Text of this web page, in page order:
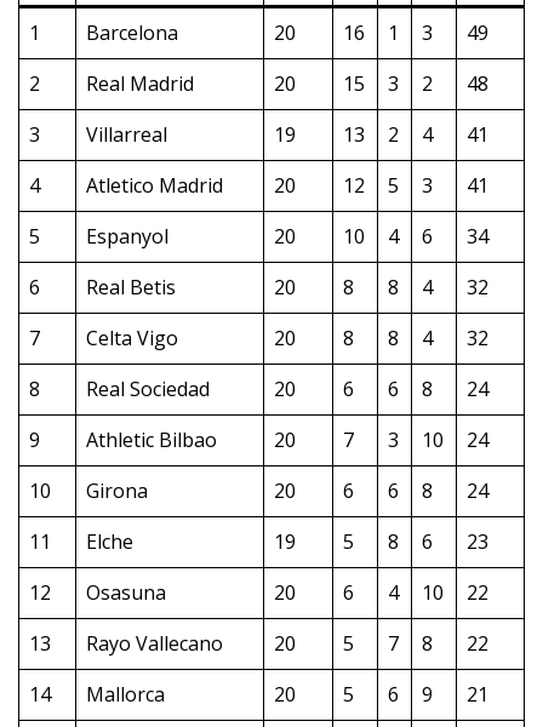
1
Barcelona 20 16 1 3
49
2
Real Madrid 20 15 3 2
48
3
Villarreal 19 13 2 4
41
4
Atletico Madrid 20 12 5 3
41
5
Espanyol 20 10 4 6
34
6
Real Betis 20 8 8 4
32
7
Celta Vigo 20 8 8 4
32
8
Real Sociedad 20 6 6 8
24
9
Athletic Bilbao 20 7 3 10
24
10
Girona 20 6 6 8
24
11
Elche 19 5 8 6
23
12
Osasuna 20 6 4 10
22
13
Rayo Vallecano 20 5 7 8
22
14
Mallorca 20 5 6 9
21